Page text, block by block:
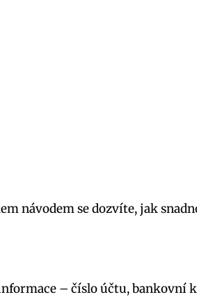
návodem se dozvíte, jak
– číslo účtu, bankovní